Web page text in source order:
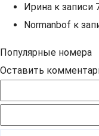
Ирина к записи
Normanbof к
Популярные номера
Оставить